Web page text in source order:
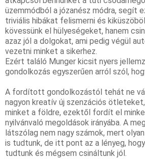
üzemmódból a józanész módra, segít
triviális hibákat felismerni és
kövessünk el hülyeségeket, hanem
azaz jól a dolgokat, ami pedig végül
vezetni minket a sikerhez.
Ezért találó Munger kicsit nyers
gondolkozás egyszerűen arról szól,
A fordított gondolkozástól tehát ne
nagyon kreatív új szenzációs
minket a földre, ezektől fordít el
nyilvánvaló megoldások irányába. A
látszólag nem nagy számok, mert
is tudtunk, de itt pont az a lényeg,
tudtunk és mégsem csináltunk jól.